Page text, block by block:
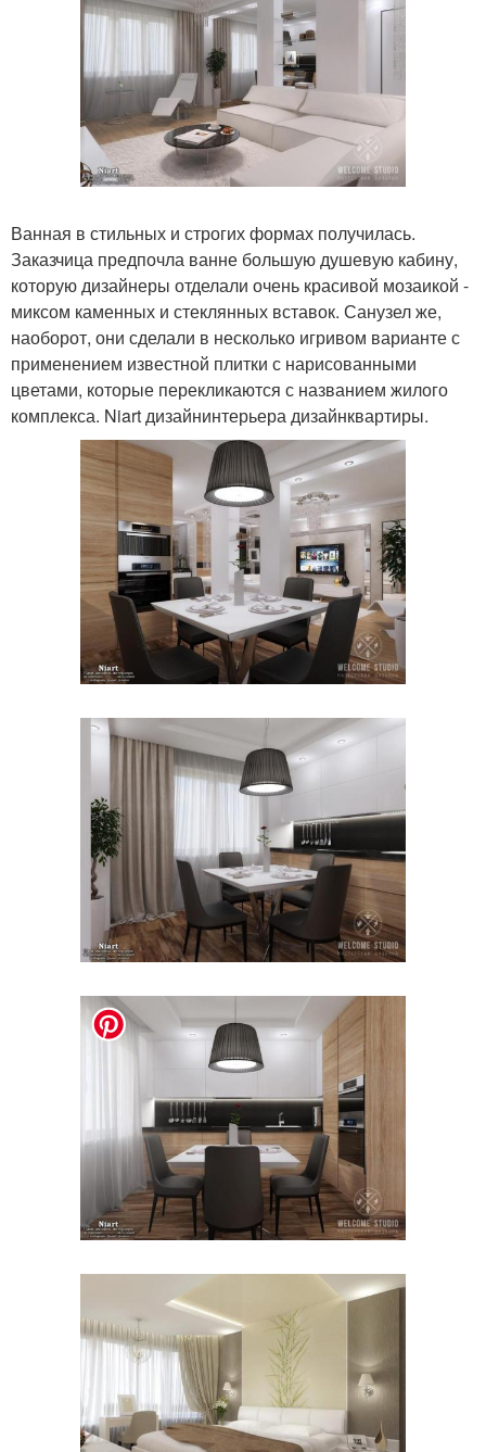
Ванная в стильных и строгих формах получилась.
Заказчица предпочла ванне большую душевую кабину,
которую дизайнеры отделали очень красивой мозаикой -
миксом каменных и стеклянных вставок. Санузел же,
наоборот, они сделали в несколько игривом варианте с
применением известной плитки с нарисованными
цветами, которые перекликаются с названием жилого
комплекса. Niart дизайнинтерьера дизайнквартиры.